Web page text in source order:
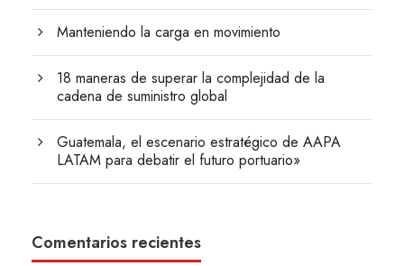
Manteniendo la carga en movimiento
18 maneras de superar la complejidad de la
cadena de suministro global
Guatemala, el escenario estratégico de AAPA
LATAM para debatir el futuro portuario»
Comentarios recientes